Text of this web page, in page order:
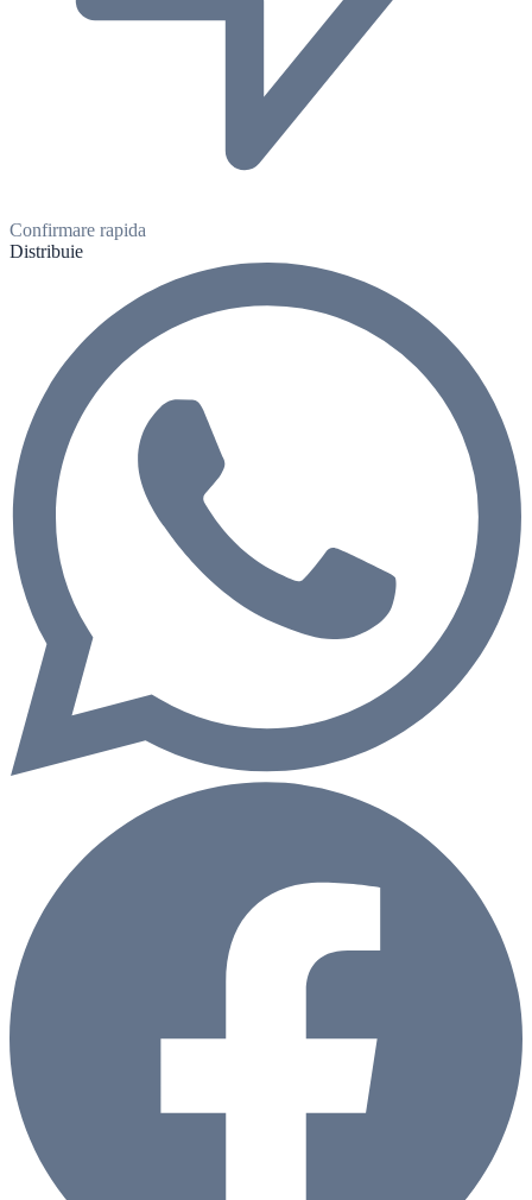
Confirmare rapida
Distribuie